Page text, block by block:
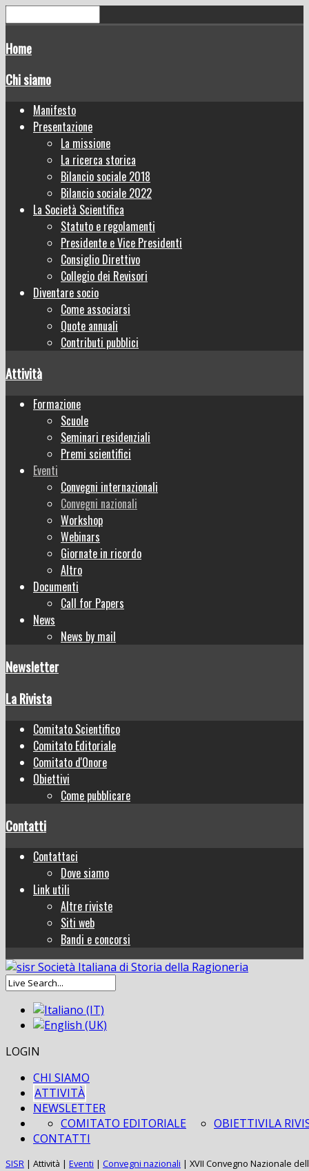
Home
Chi siamo
Manifesto
Presentazione
La missione
La ricerca storica
Bilancio sociale 2018
Bilancio sociale 2022
La Società Scientifica
Statuto e regolamenti
Presidente e Vice Presidenti
Consiglio Direttivo
Collegio dei Revisori
Diventare socio
Come associarsi
Quote annuali
Contributi pubblici
Attività
Formazione
Scuole
Seminari residenziali
Premi scientifici
Eventi
Convegni internazionali
Convegni nazionali
Workshop
Webinars
Giornate in ricordo
Altro
Documenti
Call for Papers
News
News by mail
Newsletter
La Rivista
Comitato Scientifico
Comitato Editoriale
Comitato d'Onore
Obiettivi
Come pubblicare
Contatti
Contattaci
Dove siamo
Link utili
Altre riviste
Siti web
Bandi e concorsi
LOGIN
CHI SIAMO
ATTIVITÀ
NEWSLETTER
LA
COMITATO EDITORIALE
OBIETTIVI
CONTATTI
SISR | Attività | Eventi | Convegni nazionali | XVII Convegno Nazionale